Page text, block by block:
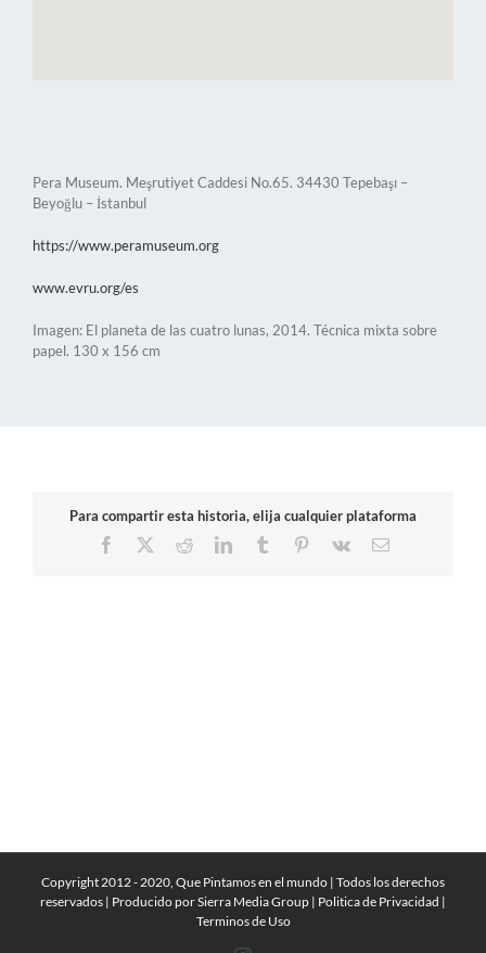
Pera Museum. Meşrutiyet Caddesi No.65. 34430 Tepebaşı –
Beyoğlu – İstanbul
https://www.peramuseum.org
www.evru.org/es
Imagen: El planeta de las cuatro lunas, 2014. Técnica mixta sobre
papel. 130 x 156 cm
Para compartir esta historia, elija cualquier plataforma
Facebook
RedditLinkedInTumblr Pinterest
Vk
Correo
Copyright 2012 - 2020, Que Pintamos en el mundo | Todos los derechos
reservados | Producido porSierra Media Group | Politica de Privacidad |
Terminos de Uso